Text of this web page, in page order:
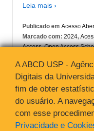
Leia mais ›
Publicado em Acesso
Marcado com: 2024,
Access,Open Access
A ABCD USP -
Digitais da
fim de obter
do usuário. A
com esse
Privacidade e